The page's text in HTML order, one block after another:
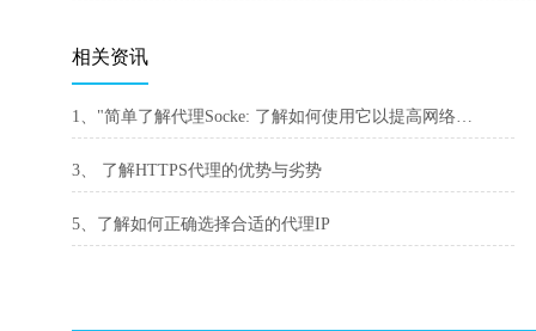
相关资讯
1、"简单了解代理Socke: 了解如何使用它以提高网络安全性"
3、 了解HTTPS代理的优势与劣势
5、了解如何正确选择合适的代理IP